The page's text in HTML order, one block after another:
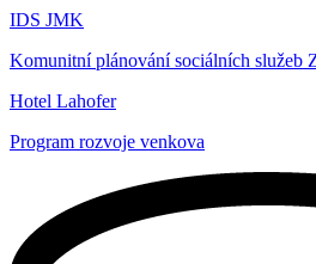
IDS JMK
Komunitní plánování sociálních služeb
Hotel Lahofer
Program rozvoje venkova